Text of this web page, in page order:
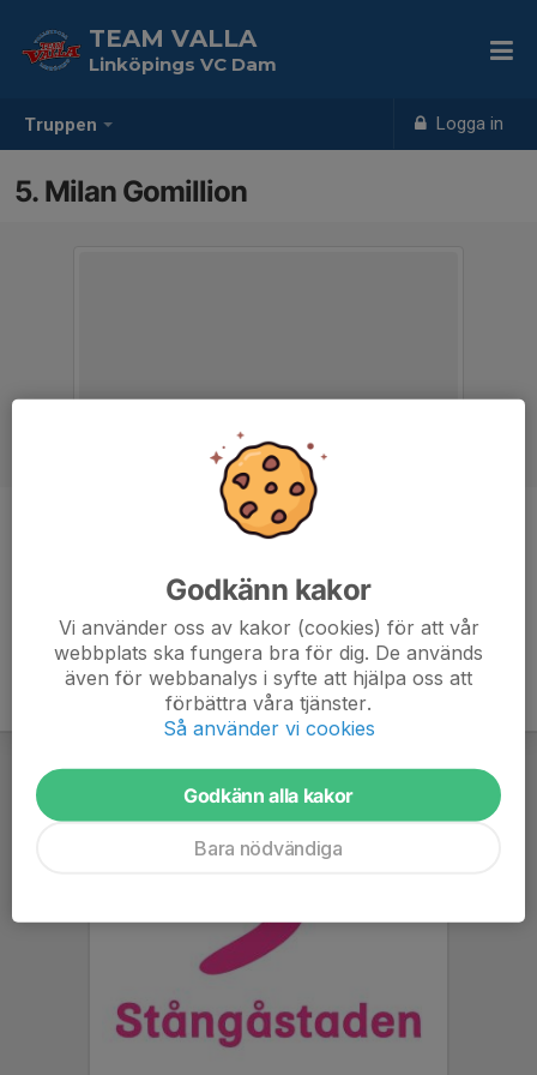
Truppen Logga in
TEAM VALLA
Linköpings VC Dam
5. Milan Gomillion
Libero
Godkänn kakor
Vi använder oss av kakor (cookies) för att vår
webbplats ska fungera bra för dig. De används
även för webbanalys i syfte att hjälpa oss att
förbättra våra tjänster.
Så använder vi cookies
Godkänn alla kakor
Bara nödvändiga